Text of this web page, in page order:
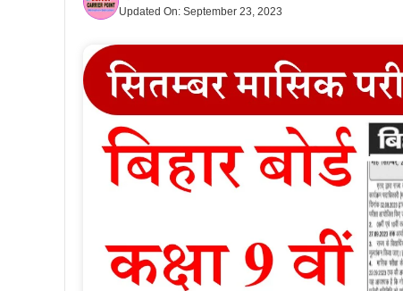
Updated On: September 23, 2023